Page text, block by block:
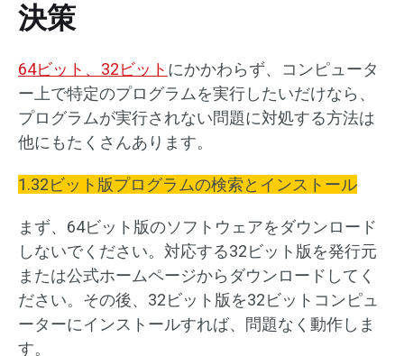
決策
64ビット、32ビット にかかわらず、コンピュータ
ー上で特定のプログラムを実行したいだけなら、
プログラムが実行されない問題に対処する方法は
他にもたくさんあります。
1.32ビット版プログラムの検索とインストール
まず、64ビット版のソフトウェアをダウンロード
しないでください。対応する32ビット版を発行元
または公式ホームページからダウンロードしてく
ださい。その後、32ビット版を32ビットコンピュ
ーターにインストールすれば、問題なく動作しま
す。